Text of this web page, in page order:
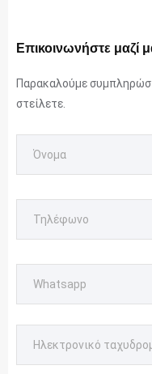
Επικοινωνήστε μαζί
Παρακαλούμε
στείλετε.